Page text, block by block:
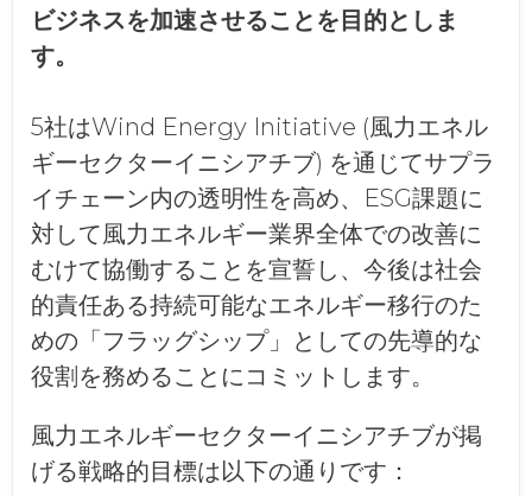
ビジネスを加速させることを目的としま
す。
5社はWind Energy Initiative (風力エネル
ギーセクターイニシアチブ) を通じてサプラ
イチェーン内の透明性を高め、ESG課題に
対して風力エネルギー業界全体での改善に
むけて協働することを宣誓し、今後は社会
的責任ある持続可能なエネルギー移行のた
めの「フラッグシップ」としての先導的な
役割を務めることにコミットします。
風力エネルギーセクターイニシアチブが掲
げる戦略的目標は以下の通りです：